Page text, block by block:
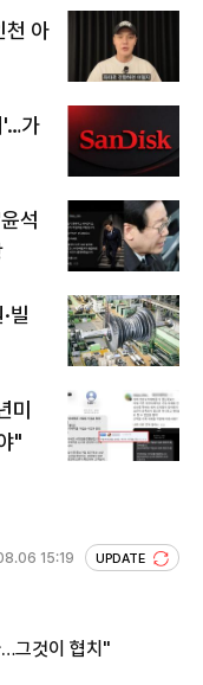
천 아
'…가
석
빌
미
"
15:19 UPDATE
그것이 협치"